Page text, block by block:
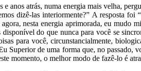
e anos atrás, numa energia mais velha,
dizê-las interiormente?” A resposta foi
nesta energia aprimorada, eu mudo
disponível do que nunca para você se
para você, circunstancialmente,
Superior de uma forma que, no passado,
momento, o melhor modo de fazê-lo é